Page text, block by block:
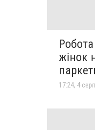
жінок
17:24, 4